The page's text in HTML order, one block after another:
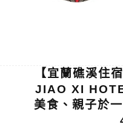
【宜蘭礁溪住
JIAO XI
美食、親子於